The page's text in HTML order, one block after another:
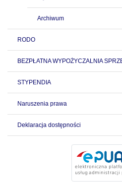
Archiwum
RODO
BEZPŁATNA WYPOŻYCZALNIA
STYPENDIA
Naruszenia prawa
Deklaracja dostępności